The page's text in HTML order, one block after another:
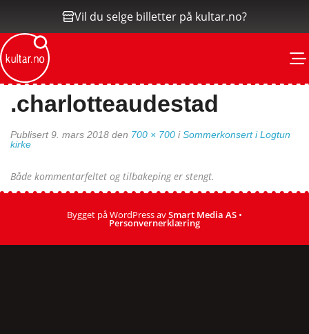
Vil du selge billetter på kultar.no?
.charlotteaudestad
Publisert9. mars 2018 den 700 × 700 iSommerkonsert i Logtun
kirke
Både kommentarfeltet og tilbakeping er stengt.
Bygget på WordPress avSmart Media AS •
Personvernerklæring